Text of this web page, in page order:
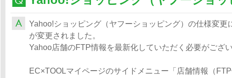
Yahoo!ショッピング（ヤフーショッピング）の仕様変更
が変更されました。
Yahoo店舗のFTP情報を最新化していただく必要がござい
EC×TOOLマイページのサイドメニュー「店舗情報（